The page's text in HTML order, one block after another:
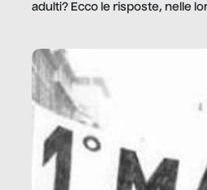
adulti? Ecco le risposte, nelle